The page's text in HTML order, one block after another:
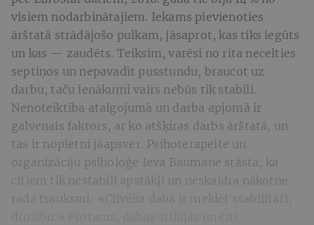
visiem nodarbinātajiem. Iekams pievienoties
ārštatā strādājošo pulkam, jāsaprot, kas tiks iegūts
un kas — zaudēts. Teiksim, varēsi no rīta necelties
septiņos un nepavadīt pusstundu, braucot uz
darbu, taču ienākumi vairs nebūs tik stabili.
Nenoteiktība atalgojumā un darba apjomā ir
galvenais faktors, ar ko atšķiras darbs ārštatā, un
tas ir nopietni jāapsver. Psihoterapeite un
organizāciju psiholoģe Ieva Baumane stāsta, ka
citiem tik nestabili apstākļi un neskaidra nākotne
rada trauksmi: «Cilvēka dabā ir meklēt stabilitāti,